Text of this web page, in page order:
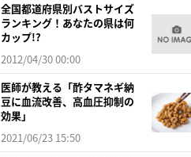
全国都道府県別バストサイズ
ランキング！あなたの県は何
カップ!?
2012/04/30 00:00
医師が教える「酢タマネギ納
豆に血流改善、高血圧抑制の
効果」
2021/06/23 15:50